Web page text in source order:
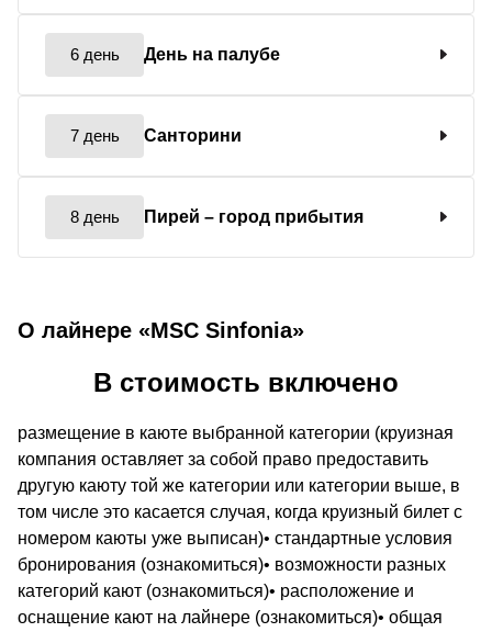
6 день День на палубе
7 день Санторини
8 день Пирей – город прибытия
О лайнере «MSC Sinfonia»
В стоимость включено
размещение в каюте выбранной категории (круизная
компания оставляет за собой право предоставить
другую каюту той же категории или категории выше, в
том числе это касается случая, когда круизный билет с
номером каюты уже выписан)• стандартные условия
бронирования (ознакомиться)• возможности разных
категорий кают (ознакомиться)• расположение и
оснащение кают на лайнере (ознакомиться)• общая